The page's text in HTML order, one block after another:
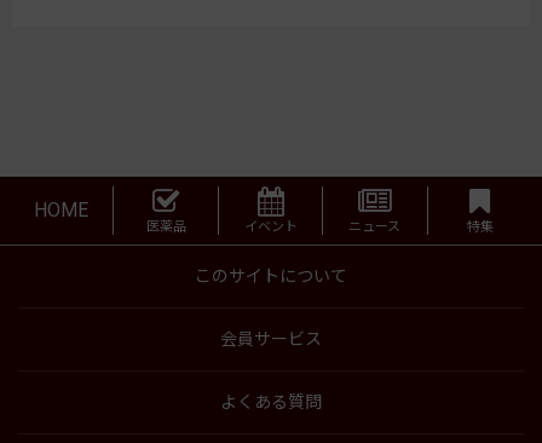
HOME
医薬品 イベント ニュース 特集
このサイトについて
会員サービス
よくある質問